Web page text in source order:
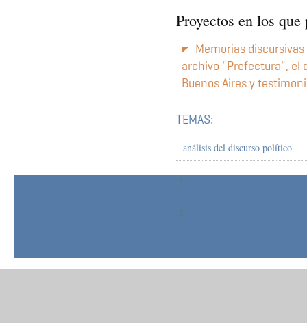
Proyectos en los
Memorias
archivo "Prefectura", el
Buenos Aires y
TEMAS:
análisis del discurso político